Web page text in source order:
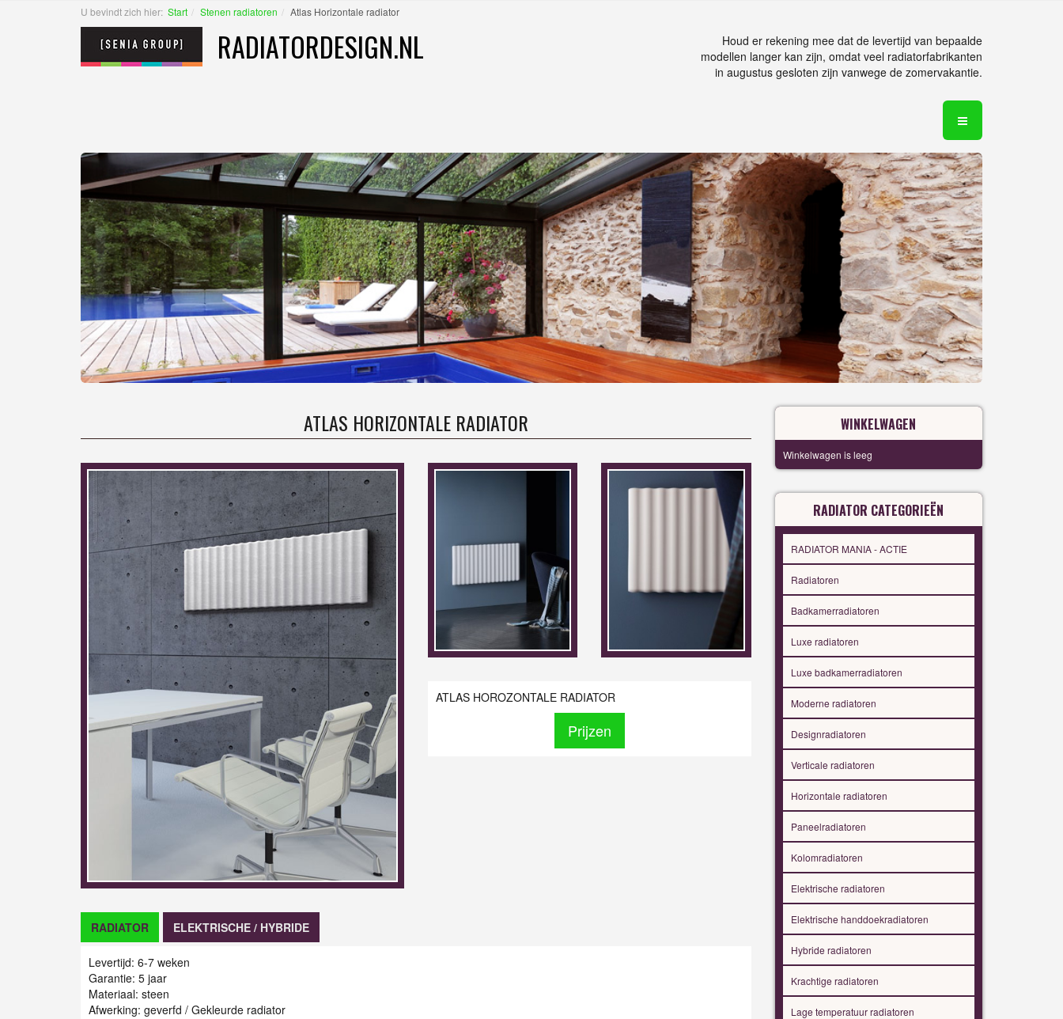
U bevindt zich hier: Start Stenen radiatoren Atlas Horizontale radiator
RADIATORDESIGN.NL
Houd er rekening mee dat de levertijd van bepaalde
modellen langer kan zijn, omdat veel radiatorfabrikanten
in augustus gesloten zijn vanwege de zomervakantie.
ATLAS HORIZONTALE RADIATOR
ATLAS HOROZONTALE RADIATOR
Prijzen
RADIATOR ELEKTRISCHE / HYBRIDE
Levertijd: 6-7 weken
Garantie: 5 jaar
Materiaal: steen
Afwerking: geverfd / Gekleurde radiator
WINKELWAGEN
Winkelwagen is leeg
RADIATOR CATEGORIEËN
RADIATOR MANIA - ACTIE
Radiatoren
Badkamerradiatoren
Luxe radiatoren
Luxe badkamerradiatoren
Moderne radiatoren
Designradiatoren
Verticale radiatoren
Horizontale radiatoren
Paneelradiatoren
Kolomradiatoren
Elektrische radiatoren
Elektrische handdoekradiatoren
Hybride radiatoren
Krachtige radiatoren
Lage temperatuur radiatoren